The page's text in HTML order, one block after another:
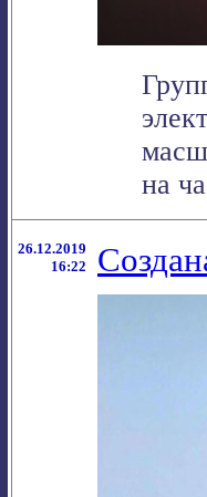
на
26.12.2019
16:22